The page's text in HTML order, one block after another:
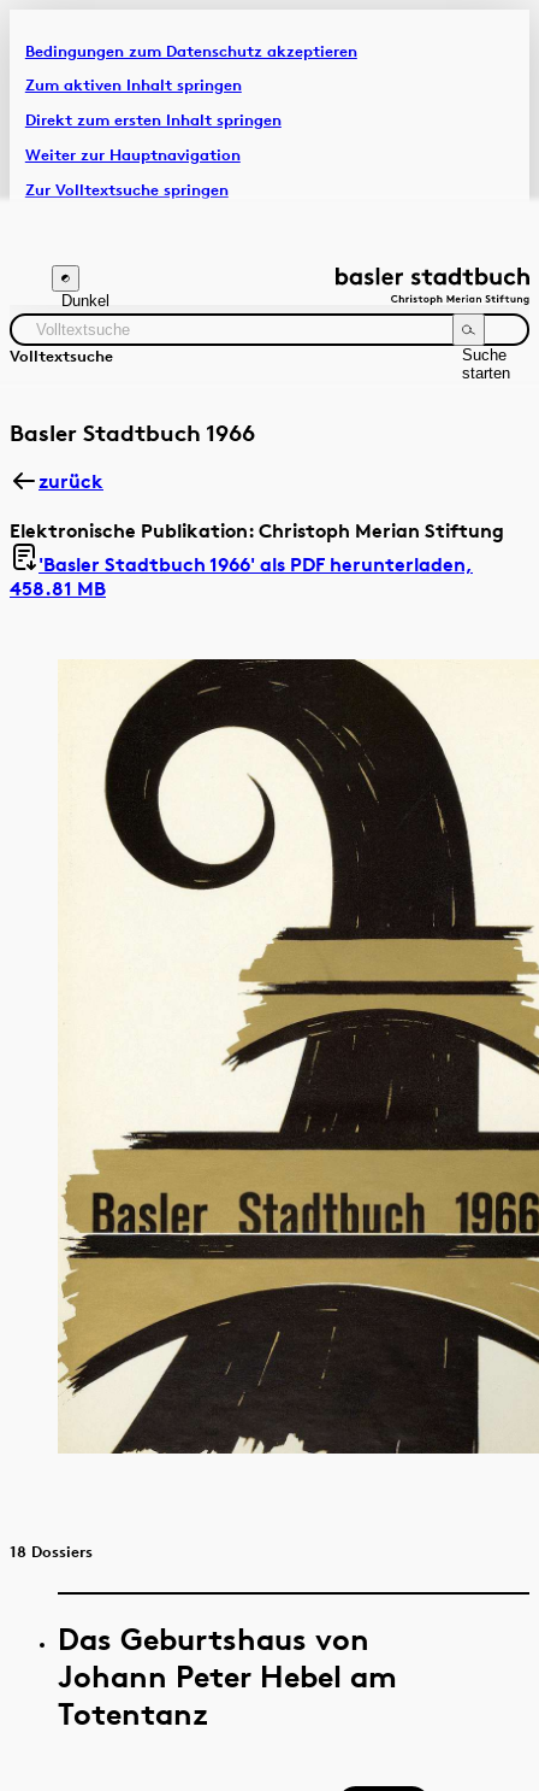
Bedingungen zum Datenschutz akzeptieren
Zum aktiven Inhalt springen
Direkt zum ersten Inhalt springen
Weiter zur Hauptnavigation
Zur Volltextsuche springen
Artikel & Dossiers
Chronik
Dunkel
Volltextsuche
Suche
starten
Zeitraum Autor:in
Basler Stadtbuch 1966
zurück
Elektronische Publikation: Christoph Merian Stiftung
'Basler Stadtbuch 1966' als PDF herunterladen,
458.81 MB
18 Dossiers
Das Geburtshaus von
Johann Peter Hebel am
Totentanz